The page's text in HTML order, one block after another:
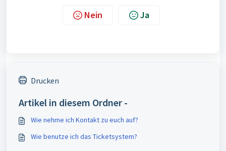
Nein Ja
Drucken
Artikel in diesem Ordner -
Wie nehme ich Kontakt zu euch auf?
Wie benutze ich das Ticketsystem?